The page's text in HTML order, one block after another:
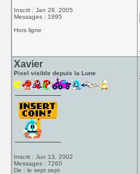
Inscrit : Jan 28, 2005
Messages : 1895
Hors ligne
Xavier
Pixel visible depuis la Lune
Inscrit : Jun 13, 2002
Messages : 7260
De : le sept sept